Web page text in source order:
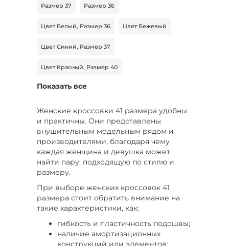
Размер 37 Размер 36
Цвет Белый, Размер 36 Цвет Бежевый
Цвет Синий, Размер 37
Цвет Красный, Размер 40
Цвет Коричневый, Размер 37
Цвет Зеленый, Размер 38
Цвет Зеленый, Размер 37
Цвет Черный, Размер 39
Цвет Фиолетовый, Размер 39
Цвет Оранжевый, Размер 37
Цвет Черный, Размер 42
Цвет Розовый, Размер 38
Показать все
Женские кроссовки 41 размера удобны
и практичны. Они представлены
внушительным модельным рядом и
производителями, благодаря чему
каждая женщина и девушка может
найти пару, подходящую по стилю и
размеру.
При выборе женских кроссовок 41
размера стоит обратить внимание на
такие характеристики, как:
гибкость и пластичность подошвы;
наличие амортизационных
конструкций или элементов;